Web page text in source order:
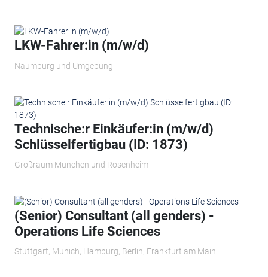
LKW-Fahrer:in (m/w/d)
Naumburg und Umgebung
Technische:r Einkäufer:in (m/w/d)
Schlüsselfertigbau (ID: 1873)
Großraum München und Rosenheim
(Senior) Consultant (all genders) -
Operations Life Sciences
Stuttgart, Munich, Hamburg, Berlin, Frankfurt am Main